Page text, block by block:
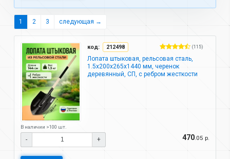
1 2 3 следующая →
код: 212498 (115)
Лопата штыковая, рельсовая сталь,
1.5х200х265х1440 мм, черенок
деревянный, СП, с ребром жесткости
В наличии >100 шт.
- + 470 .05 р.